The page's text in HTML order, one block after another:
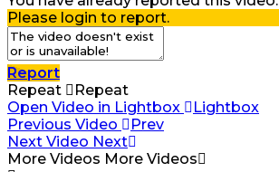
Please login to report.
Report
Repeat
Repeat
Open Video in Lightbox
Lightbox
Previous Video
Prev
Next Video Next
More Videos More Videos